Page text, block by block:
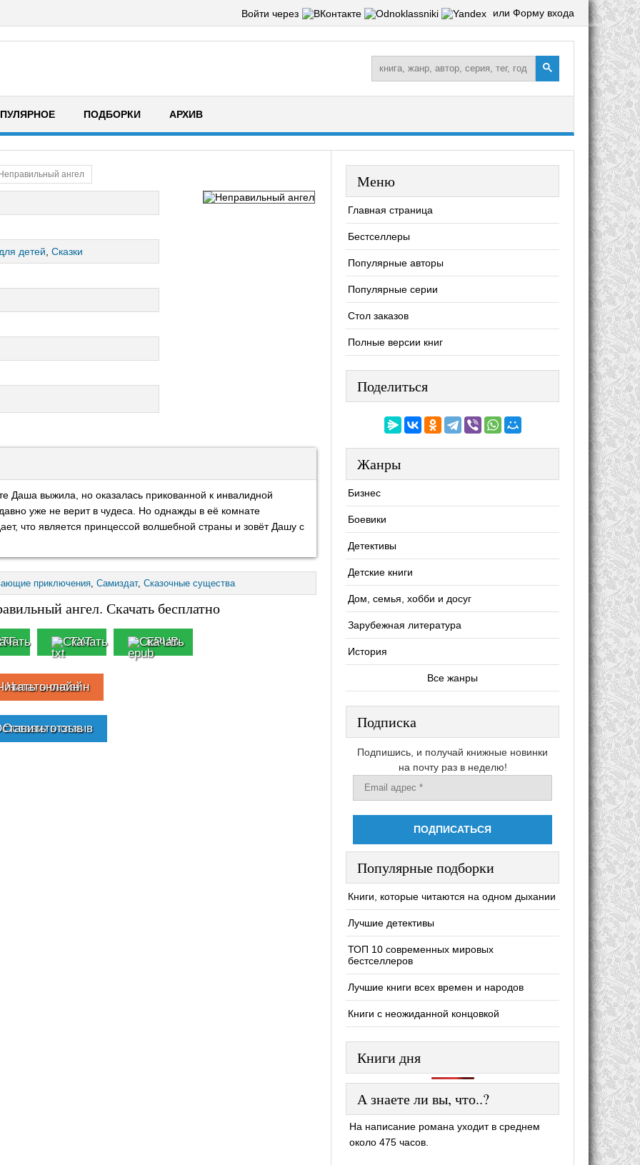
Войти через или Форму входа
ПОДБОРКИ АРХИВ
ангел
детей Сказки
Даша выжила, но оказалась прикованной к инвалидной
уже не верит в чудеса. Но однажды в её комнате
что является принцессой волшебной страны и зовёт Дашу с
приключения Самиздат, Сказочные существа
ангел. Скачать бесплатно
TXT EPUB
Читать онлайн
Оставить отзыв
Меню
Главная страница
Бестселлеры
Популярные авторы
Популярные серии
Стол заказов
Полные версии книг
Поделиться
Жанры
Бизнес
Боевики
Детективы
Детские книги
Дом, семья, хобби и досуг
Зарубежная литература
История
Все жанры
Подписка
Подпишись, и получай книжные новинки
на почту раз в неделю!
Популярные подборки
Книги, которые читаются на одном дыхании
Лучшие детективы
ТОП 10 современных мировых
бестселлеров
Лучшие книги всех времен и народов
Книги с неожиданной концовкой
Книги дня
А знаете ли вы, что..?
На написание романа уходит в среднем
около 475 часов.